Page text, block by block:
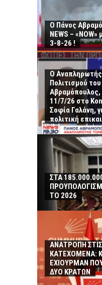
Ο Πάνος
NEWS –
3-8-26 !
Ο
Πολιτισμού
Αβραμόπουλος,
11/7/26 στο
Σοφία Γαλάνη,
πολιτική
ΣΤΑ
ΤΟ 2026
ΑΝΑΤΡΟΠΗ
ΚΑΤΕΧΟΜΕΝΑ:
ΕΧΙΟΥΡΜΑΝ
ΔΥΟ ΚΡΑΤΩΝ